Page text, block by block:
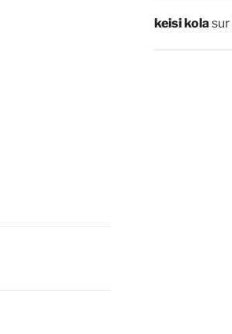
keisi kolasur